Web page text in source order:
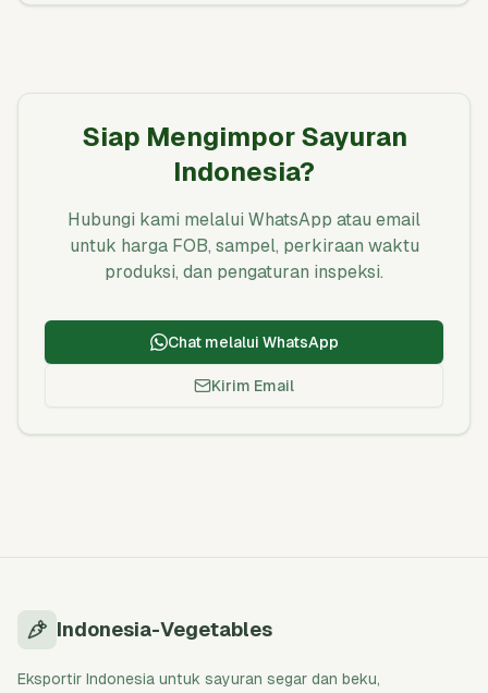
Siap Mengimpor Sayuran
Indonesia?
Hubungi kami melalui WhatsApp atau email
untuk harga FOB, sampel, perkiraan waktu
produksi, dan pengaturan inspeksi.
Chat melalui WhatsApp
Kirim Email
Indonesia-Vegetables
Eksportir Indonesia untuk sayuran segar dan beku,